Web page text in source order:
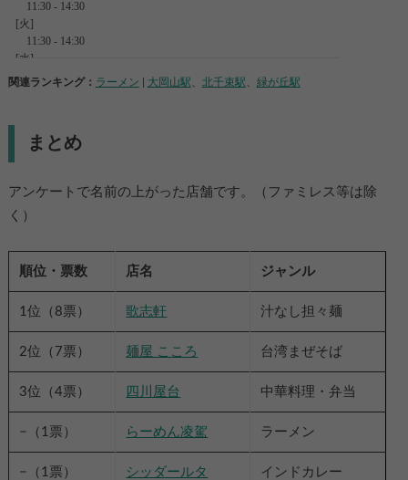
関連ランキング： ラーメン 大岡山駅 北千束駅 緑が丘駅
まとめ
アンケートで名前の上がった店舗です。（ファミレス等は除
く）
順位・票数 店名 ジャンル
1位（8票） 歌志軒 汁なし担々麺
2位（7票） 麺屋 こころ 台湾まぜそば
3位（4票） 四川屋台 中華料理・弁当
−（1票） らーめん凌駕 ラーメン
−（1票） シッダールタ インドカレー